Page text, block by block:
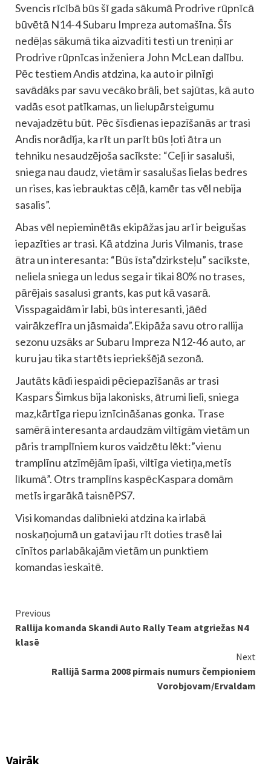
Svencis rīcībā būs šī gada sākumā Prodrive rūpnīcā
būvētā N14-4 Subaru Impreza automašīna. Šīs
nedēļas sākumā tika aizvadīti testi un treniņi ar
Prodrive rūpnīcas inženiera John McLean dalību.
Pēc testiem Andis atdzina, ka auto ir pilnīgi
savādāks par savu vecāko brāli, bet sajūtas, kā auto
vadās esot patīkamas, un lielupārsteigumu
nevajadzētu būt. Pēc šīsdienas iepazīšanās ar trasi
Andis norādīja, ka rīt un parīt būs ļoti ātra un
tehniku nesaudzējoša sacīkste: “Ceļi ir sasaluši,
sniega nau daudz, vietām ir sasalušas lielas bedres
un rises, kas iebrauktas cēļā, kamēr tas vēl nebija
sasalis”.
Abas vēl nepieminētās ekipāžas jau arī ir beigušas
iepazīties ar trasi. Kā atdzina Juris Vilmanis, trase
ātra un interesanta: “Būs īsta”dzirksteļu” sacīkste,
neliela sniega un ledus sega ir tikai 80% no trases,
pārējais sasalusi grants, kas put kā vasarā.
Visspagaidām ir labi, būs interesanti, jāēd
vairākzefīra un jāsmaida”.Ekipāža savu otro rallija
sezonu uzsāks ar Subaru Impreza N12-46 auto, ar
kuru jau tika startēts iepriekšējā sezonā.
Jautāts kādi iespaidi pēciepazīšanās ar trasi
Kaspars Šimkus bija lakonisks, ātrumi lieli, sniega
maz,kārtīga riepu iznīcināšanas gonka. Trase
samērā interesanta ardaudzām viltīgām vietām un
pāris tramplīniem kuros vaidzētu lēkt:”vienu
tramplīnu atzīmējām īpaši, viltīga vietiņa,metīs
līkumā”. Otrs tramplīns kaspēcKaspara domām
metīs irgarākā taisnēPS7.
Visi komandas dalībnieki atdzina ka irlabā
noskaņojumā un gatavi jau rīt doties trasē lai
cīnītos parlabākajām vietām un punktiem
komandas ieskaitē.
Continue
Reading
Previous
Rallija komanda Skandi Auto Rally Team atgriežas N4
klasē
Next
Rallijā Sarma 2008 pirmais numurs čempioniem
Vorobjovam/Ervaldam
Vairāk